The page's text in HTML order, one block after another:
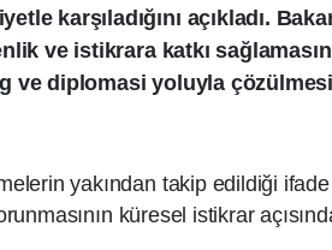
karşıladığını açıkladı.
ve istikrara katkı
ve diplomasi yoluyla
yakından takip edildiği
küresel istikrar